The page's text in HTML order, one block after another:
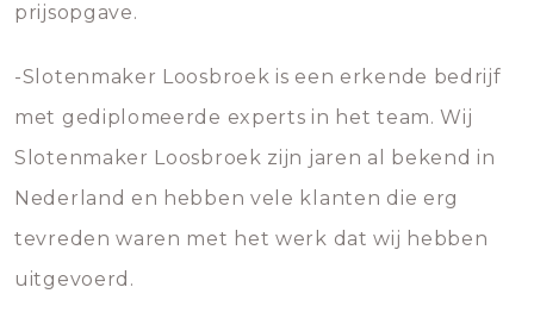
prijsopgave.
-Slotenmaker Loosbroek is een erkende bedrijf
met gediplomeerde experts in het team. Wij
Slotenmaker Loosbroek zijn jaren al bekend in
Nederland en hebben vele klanten die erg
tevreden waren met het werk dat wij hebben
uitgevoerd.